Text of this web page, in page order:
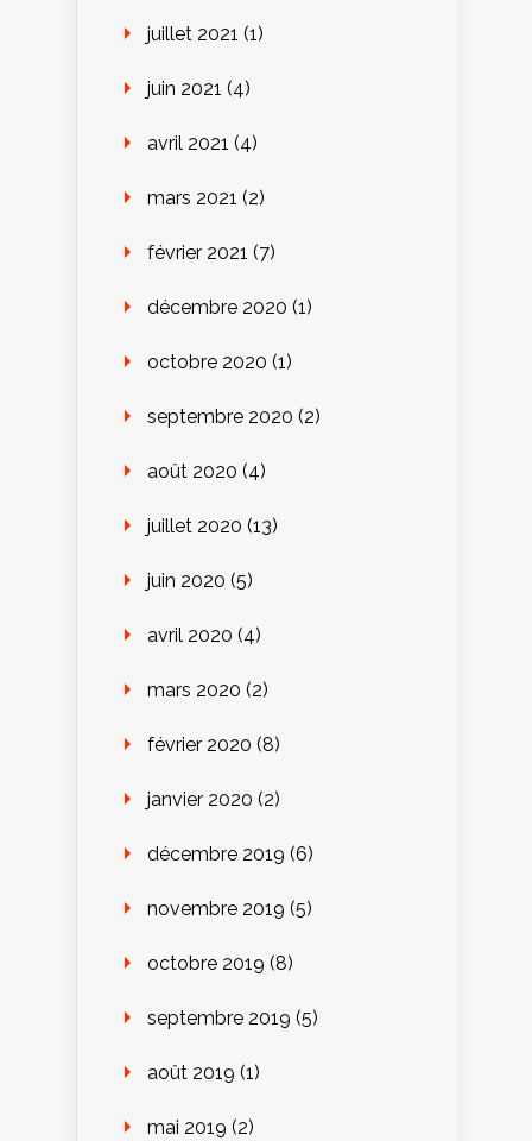
juillet 2021 (1)
juin 2021 (4)
avril 2021 (4)
mars 2021 (2)
février 2021 (7)
décembre 2020 (1)
octobre 2020 (1)
septembre 2020 (2)
août 2020 (4)
juillet 2020 (13)
juin 2020 (5)
avril 2020 (4)
mars 2020 (2)
février 2020 (8)
janvier 2020 (2)
décembre 2019 (6)
novembre 2019 (5)
octobre 2019 (8)
septembre 2019 (5)
août 2019 (1)
mai 2019 (2)